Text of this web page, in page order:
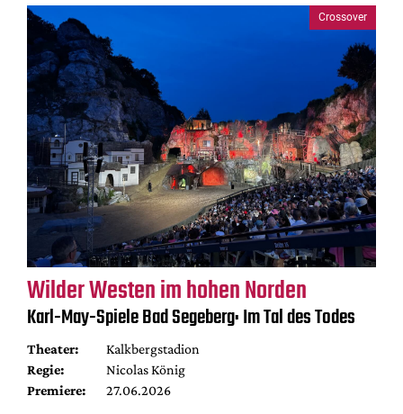
Crossover
Wilder Westen im hohen Norden
Karl-May-Spiele Bad Segeberg: Im Tal des Todes
Theater:
Kalkbergstadion
Regie:
Nicolas König
Premiere:
27.06.2026